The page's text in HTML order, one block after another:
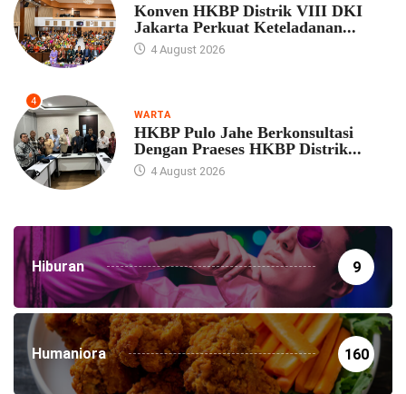
Konven HKBP Distrik VIII DKI
Jakarta Perkuat Keteladanan...
4 August 2026
4
WARTA
HKBP Pulo Jahe Berkonsultasi
Dengan Praeses HKBP Distrik...
4 August 2026
Hiburan 9
Humaniora 160